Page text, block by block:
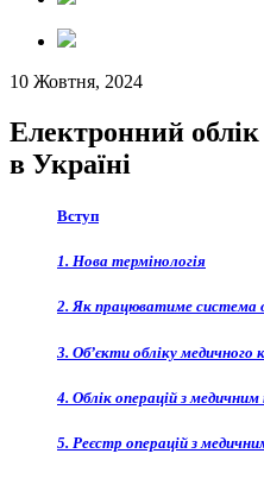
10 Жовтня, 2024
Електронний
в Україні
Вступ
1. Нова термінологія
2. Як працюватиме система
3. Об’єкти обліку медичного
4. Облік операцій з медичним
5. Реєстр операцій з